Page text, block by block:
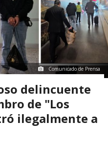
Comunicado de Prensa
delincuente
de "Los
ilegalmente a